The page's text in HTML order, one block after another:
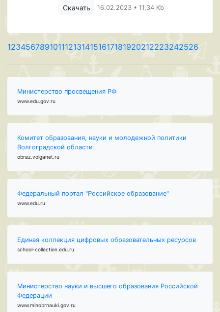
Скачать 16.02.2023 • 11,34 Kb
1234567891011121314151617181920212223242526
Министерство просвещения РФ
www.edu.gov.ru
Комитет образования, науки и молодежной политики
Волгоградской области
obraz.volganet.ru
Федеральный портал "Российское образование"
www.edu.ru
Единая коллекция цифровых образовательных ресурсов
school-collection.edu.ru
Министерство науки и высшего образования Российской
Федерации
www.minobrnauki.gov.ru